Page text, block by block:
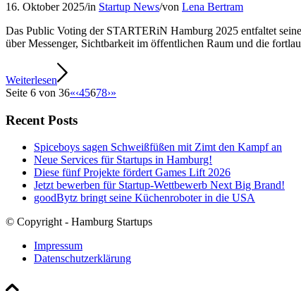
16. Oktober 2025/in Startup News/von Lena Bertram
Das Public Voting der STARTERiN Hamburg 2025 entfaltet
über Messenger, Sichtbarkeit im öffentlichen Raum und die
Weiterlesen
Seite 6 von 36«‹45678›»
Recent Posts
Spiceboys sagen Schweißfüßen mit Zimt den Kampf an
Neue Services für Startups in Hamburg!
Diese fünf Projekte fördert Games Lift 2026
Jetzt bewerben für Startup-Wettbewerb Next Big Brand!
goodBytz bringt seine Küchenroboter in die USA
© Copyright - Hamburg Startups
Impressum
Datenschutzerklärung